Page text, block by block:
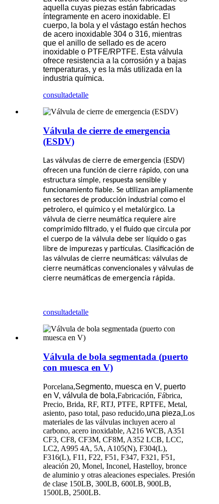
aquella cuyas piezas están fabricadas
íntegramente en acero inoxidable. El
cuerpo, la bola y el vástago están hechos
de acero inoxidable 304 o 316, mientras
que el anillo de sellado es de acero
inoxidable o PTFE/RPTFE. Esta válvula
ofrece resistencia a la corrosión y a bajas
temperaturas, y es la más utilizada en la
industria química.
consultadetalle
Válvula de cierre de emergencia
(ESDV)
Las válvulas de cierre de emergencia (ESDV)
ofrecen una función de cierre rápido, con una
estructura simple, respuesta sensible y
funcionamiento fiable. Se utilizan ampliamente
en sectores de producción industrial como el
petrolero, el químico y el metalúrgico. La
válvula de cierre neumática requiere aire
comprimido filtrado, y el fluido que circula por
el cuerpo de la válvula debe ser líquido o gas
libre de impurezas y partículas. Clasificación de
las válvulas de cierre neumáticas: válvulas de
cierre neumáticas convencionales y válvulas de
cierre neumáticas de emergencia rápida.
consultadetalle
Válvula de bola segmentada (puerto
con muesca en V)
Porcelana,Segmento, muesca en V, puerto
en V, válvula de bola,Fabricación, Fábrica,
Precio, Brida, RF, RTJ, PTFE, RPTFE, Metal,
asiento, paso total, paso reducido,una pieza,Los
materiales de las válvulas incluyen acero al
carbono, acero inoxidable, A216 WCB, A351
CF3, CF8, CF3M, CF8M, A352 LCB, LCC,
LC2, A995 4A, 5A, A105(N), F304(L),
F316(L), F11, F22, F51, F347, F321, F51,
aleación 20, Monel, Inconel, Hastelloy, bronce
de aluminio y otras aleaciones especiales. Presión
de clase 150LB, 300LB, 600LB, 900LB,
1500LB, 2500LB.